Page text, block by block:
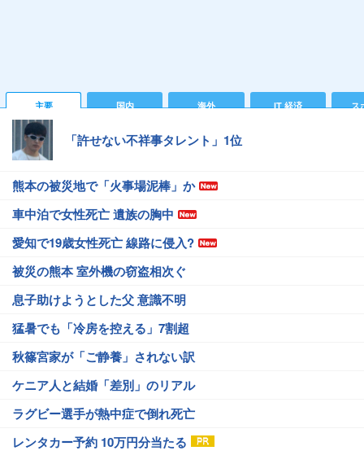
主要 国内 海外 IT 経済 ス
「許せない不祥事タレント」1位
熊本の被災地で「火事場泥棒」か
車中泊で女性死亡 遺族の胸中
愛知で19歳女性死亡 線路に侵入?
被災の熊本 室外機の窃盗相次ぐ
息子助けようとした父 意識不明
猛暑でも「冷房を控える」7割超
秋篠宮家が「ご静養」されない訳
ケニア人と結婚「差別」のリアル
ラグビー選手が熱中症で倒れ死亡
レンタカー予約 10万円分当たる